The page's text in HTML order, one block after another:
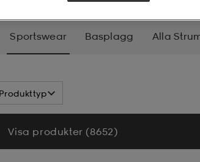
Sportswear Basplagg Alla
Produkttyp
Visa produkter (8 652)